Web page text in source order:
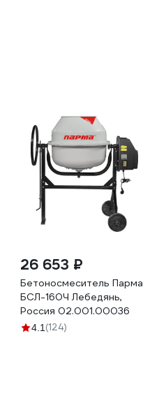
26 653 ₽
Бетоносмеситель Парма
БСЛ-160Ч Лебедянь,
Россия 02.001.00036
4.1 (124)